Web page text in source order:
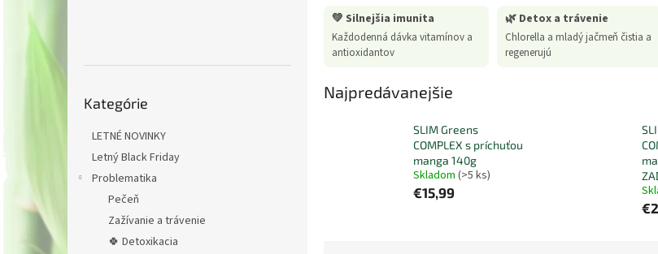
kategórie
Kategórie
LETNÉ NOVINKY
Letný Black Friday
Problematika
Pečeň
Zažívanie a trávenie
🍀 Detoxikacia
💚 Silnejšia imunita
Každodenná dávka vitamínov a
antioxidantov
🌿 Detox a trávenie
Chlorella a mladý jačmeň čistia a
regenerujú
Najpredávanejšie
SLIM Greens
COMPLEX s príchuťou
manga 140g
Skladom (>5 ks)
€15,99